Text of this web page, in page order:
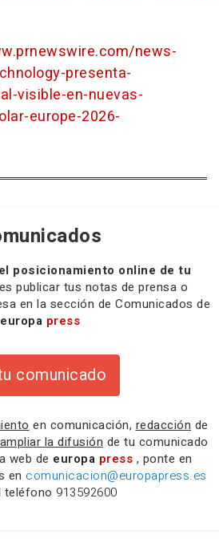
news-
presenta-
visible-en-nuevas-
europe-2026-
posicionamiento online de tu
publicar tus notas de prensa o
en la sección de Comunicados de
europa press
comunicado
en comunicación, redacción de
ampliar la difusión de tu comunicado
web de europa press , ponte en
en comunicacion@europapress.es
teléfono 913592600